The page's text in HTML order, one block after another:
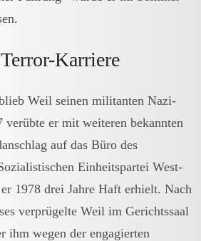
Karriere
Weil seinen militanten Nazi-
er mit weiteren bekannten
auf das Büro des
Einheitspartei West-
1978 drei Jahre Haft erhielt. Nach
verprügelte Weil im Gerichtssaal
ihm wegen der engagierten